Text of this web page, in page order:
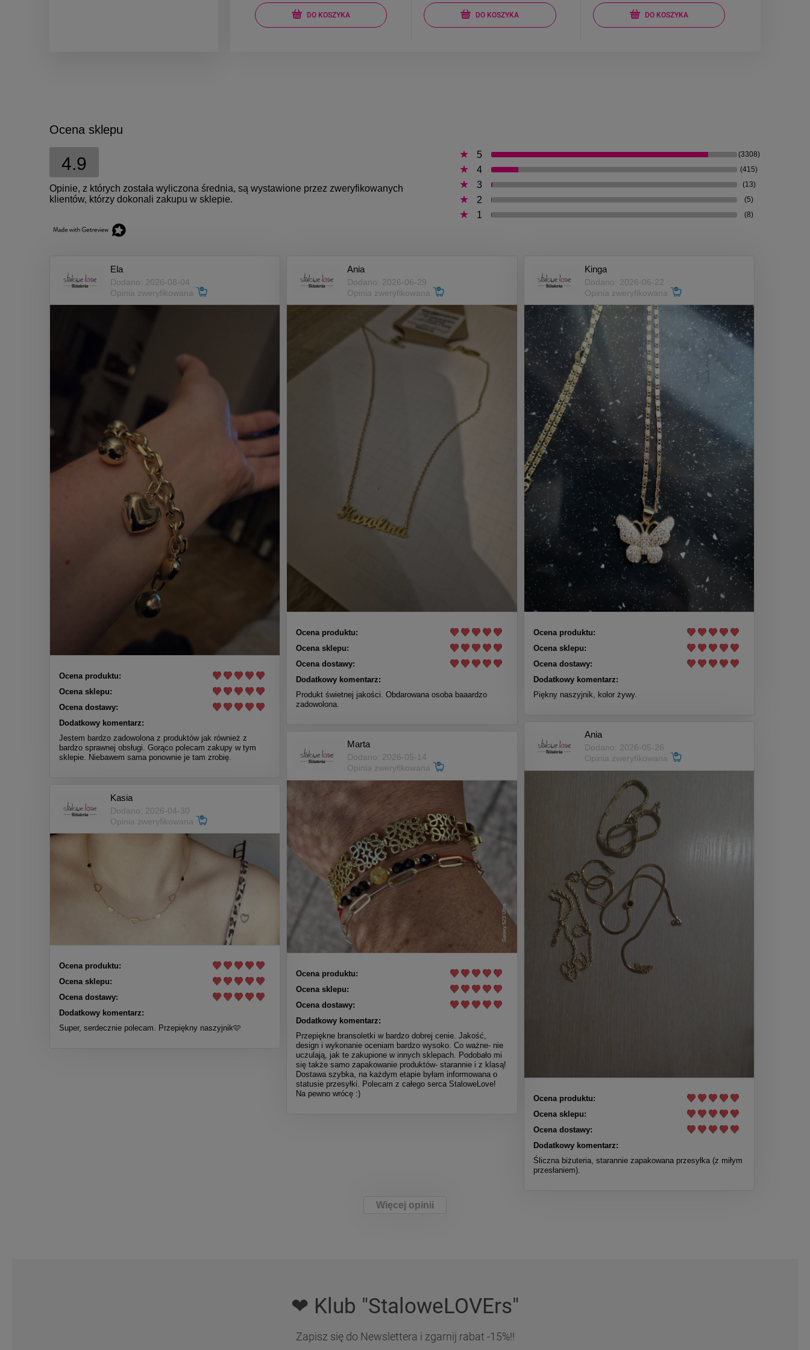
DO KOSZYKA DO KOSZYKA DO KOSZYKA
Ocena sklepu
4.9
Opinie, z których została wyliczona średnia, są wystawione przez zweryfikowanych
klientów, którzy dokonali zakupu w sklepie.
5 (3308)
4 (415)
3 (13)
2 (5)
1 (8)
Ela
Dodano: 2026-08-04
Opinia zweryfikowana
Ocena produktu:
Ocena sklepu:
Ocena dostawy:
Dodatkowy komentarz:
Jestem bardzo zadowolona z produktów jak również z
bardzo sprawnej obsługi. Gorąco polecam zakupy w tym
sklepie. Niebawem sama ponownie je tam zrobię.
Ania
Dodano: 2026-06-29
Opinia zweryfikowana
Ocena produktu:
Ocena sklepu:
Ocena dostawy:
Dodatkowy komentarz:
Produkt świetnej jakości. Obdarowana osoba baaardzo
zadowolona.
Kinga
Dodano: 2026-06-22
Opinia zweryfikowana
Ocena produktu:
Ocena sklepu:
Ocena dostawy:
Dodatkowy komentarz:
Piękny naszyjnik, kolor żywy.
Ania
Dodano: 2026-05-26
Opinia zweryfikowana
Ocena produktu:
Ocena sklepu:
Ocena dostawy:
Dodatkowy komentarz:
Śliczna biżuteria, starannie zapakowana przesyłka (z miłym
przesłaniem).
Marta
Dodano: 2026-05-14
Opinia zweryfikowana
Ocena produktu:
Ocena sklepu:
Ocena dostawy:
Dodatkowy komentarz:
Przepiękne bransoletki w bardzo dobrej cenie. Jakość,
design i wykonanie oceniam bardzo wysoko. Co ważne- nie
uczulają, jak te zakupione w innych sklepach. Podobało mi
się także samo zapakowanie produktów- starannie i z klasą!
Dostawa szybka, na każdym etapie byłam informowana o
statusie przesyłki. Polecam z całego serca StaloweLove!
Na pewno wrócę :)
Kasia
Dodano: 2026-04-30
Opinia zweryfikowana
Ocena produktu:
Ocena sklepu:
Ocena dostawy:
Dodatkowy komentarz:
Super, serdecznie polecam. Przepiękny naszyjnik🩷
Więcej opinii
❤ Klub "StaloweLOVErs"
Zapisz się do Newslettera i zgarnij rabat -15%!!